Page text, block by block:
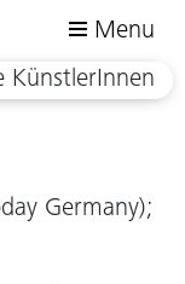
Menu
KünstlerInnen
Germany);